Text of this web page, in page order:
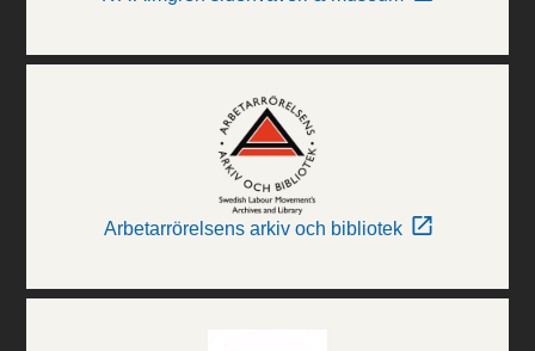
Arbetarrörelsens arkiv och bibliotek